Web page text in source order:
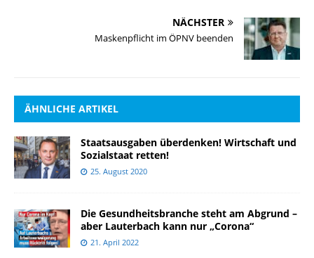
NÄCHSTER
Maskenpflicht im ÖPNV beenden
ÄHNLICHE ARTIKEL
Staatsausgaben überdenken! Wirtschaft und
Sozialstaat retten!
25. August 2020
Die Gesundheitsbranche steht am Abgrund –
aber Lauterbach kann nur „Corona“
21. April 2022